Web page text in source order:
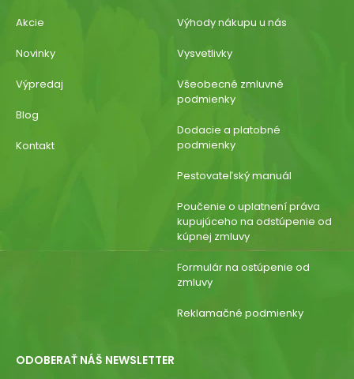
Akcie
Novinky
Výpredaj
Blog
Kontakt
Výhody nákupu u nás
Vysvetlivky
Všeobecné zmluvné
podmienky
Dodacie a platobné
podmienky
Pestovateľský manuál
Poučenie o uplatnení práva
kupujúceho na odstúpenie od
kúpnej zmluvy
Formulár na ostúpenie od
zmluvy
Reklamačné podmienky
ODOBERAŤ NÁŠ NEWSLETTER